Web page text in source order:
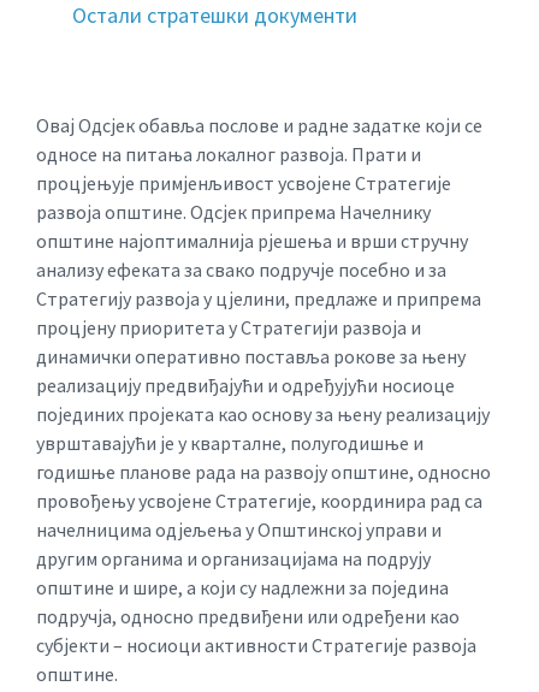
Остали стратешки документи
Овај Одсјек обавља послове и радне задатке који се
односе на питања локалног развоја. Прати и
процјењује примјенљивост усвојене Стратегије
развоја општине. Одсјек припрема Начелнику
општине најоптималнија рјешења и врши стручну
анализу ефеката за свако подручје посебно и за
Стратегију развоја у цјелини, предлаже и припрема
процјену приоритета у Стратегији развоја и
динамички оперативно поставља рокове за њену
реализацију предвиђајући и одређујући носиоце
појединих пројеката као основу за њену реализацију
уврштавајући је у кварталне, полугодишње и
годишње планове рада на развоју општине, односно
провођењу усвојене Стратегије, координира рад са
начелницима одјељења у Општинској управи и
другим органима и организацијама на подрују
општине и шире, а који су надлежни за поједина
подручја, односно предвиђени или одређени као
субјекти – носиоци активности Стратегије развоја
општине.